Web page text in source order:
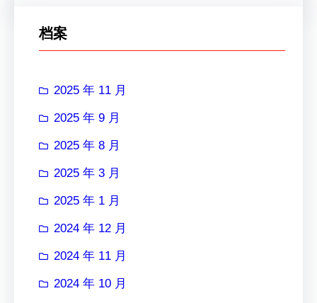
档案
2025 年 11 月
2025 年 9 月
2025 年 8 月
2025 年 3 月
2025 年 1 月
2024 年 12 月
2024 年 11 月
2024 年 10 月